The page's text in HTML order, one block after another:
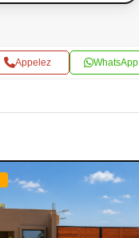
Appelez WhatsApp